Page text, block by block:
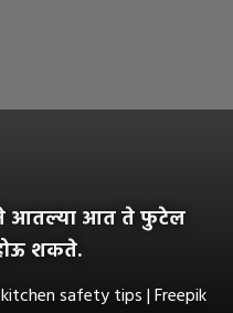
आतल्या आत ते फुटेल
शकते.
kitchen safety tips | Freepik